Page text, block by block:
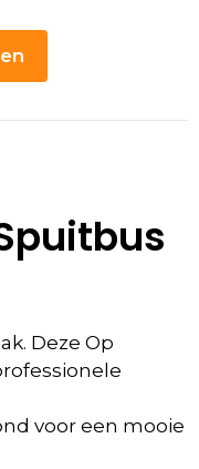
Deze Op
voor een mooie